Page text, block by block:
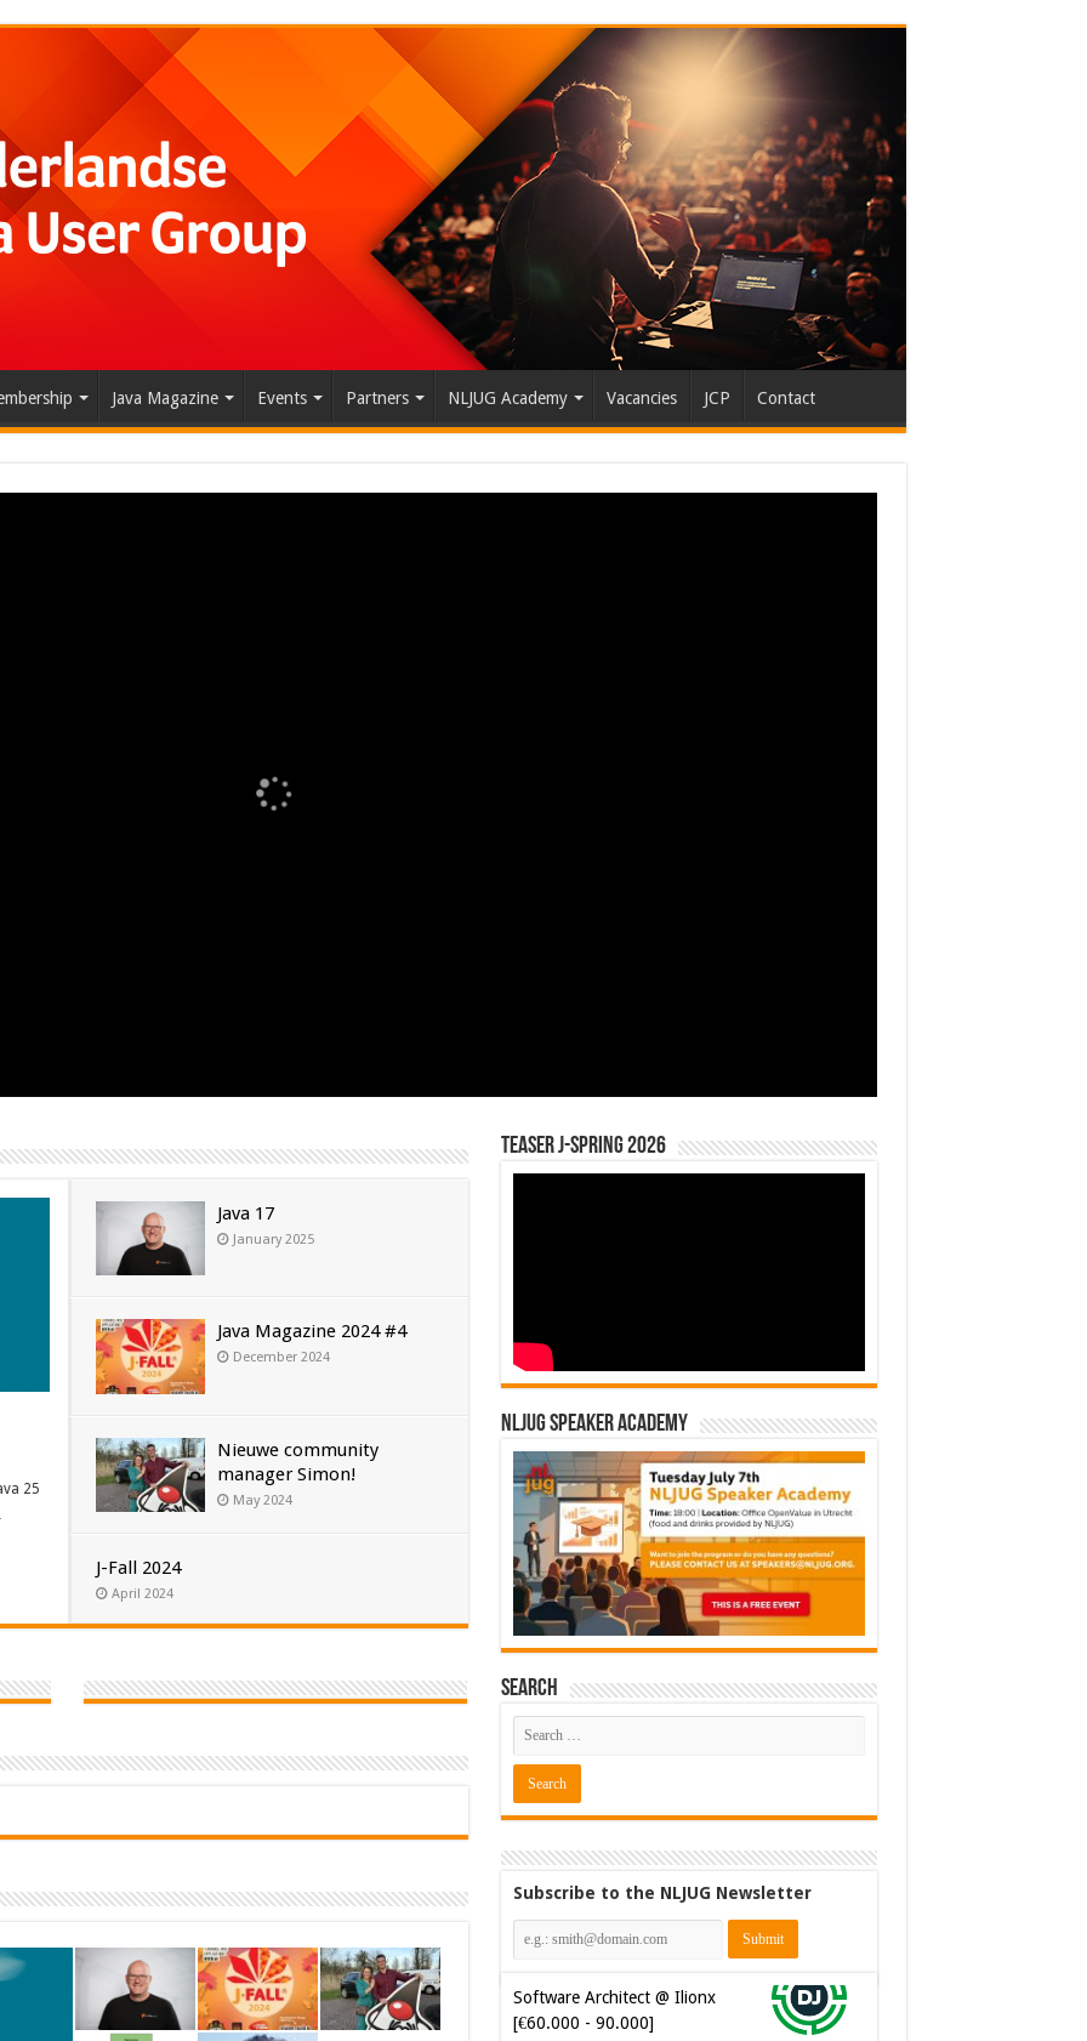
Java Magazine Events Partners NLJUG Academy Vacancies JCP Contact
25
Java 17
January 2025
Java Magazine 2024 #4
December 2024
Nieuwe community
manager Simon!
May 2024
J-Fall 2024
April 2024
Teaser J-Spring 2026
NLJUG Speaker Academy
Search
Subscribe to the NLJUG Newsletter
[€60.000 - 90.000]
Java Developer @ Ilionx
[€42.000 - 66.000]